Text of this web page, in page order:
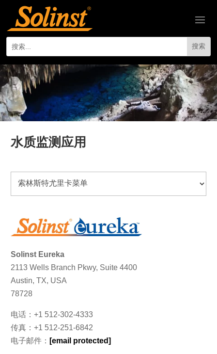
水质监测应用
Solinst Eureka
2113 Wells Branch Pkwy, Suite 4400
Austin, TX, USA
78728
电话：+1 512-302-4333
传真：+1 512-251-6842
电子邮件： [email protected]